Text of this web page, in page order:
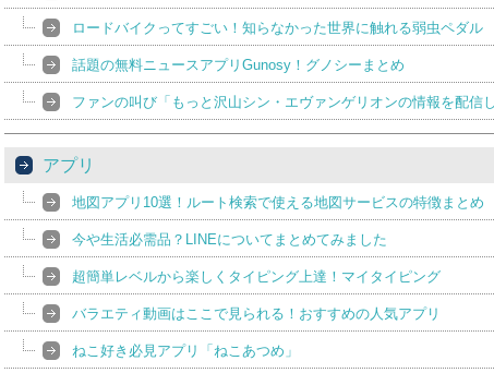
ロードバイクってすごい！知らなかった世界に触れる弱虫ペダル
話題の無料ニュースアプリGunosy！グノシーまとめ
ファンの叫び「もっと沢山シン・エヴァンゲリオンの情報を配信
アプリ
地図アプリ10選！ルート検索で使える地図サービスの特徴まとめ
今や生活必需品？LINEについてまとめてみました
超簡単レベルから楽しくタイピング上達！マイタイピング
バラエティ動画はここで見られる！おすすめの人気アプリ
ねこ好き必見アプリ「ねこあつめ」